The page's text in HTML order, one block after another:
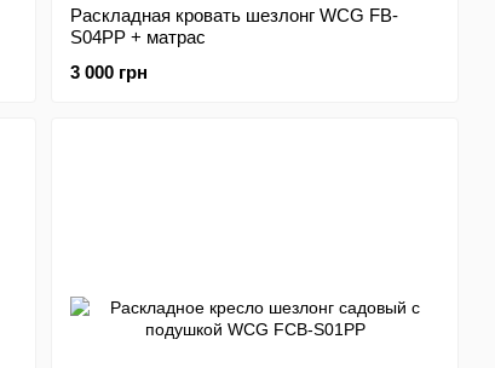
Раскладная кровать шезлонг WCG FB-
S04PP + матрас
3 000 грн